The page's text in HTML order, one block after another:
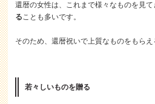
還暦の女性は、これまで様々なものを見て
ることも多いです。
そのため、還暦祝いで上質なものをもらえ
若々しいものを贈る